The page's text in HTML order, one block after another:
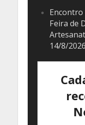
Feira de
14/8/2026